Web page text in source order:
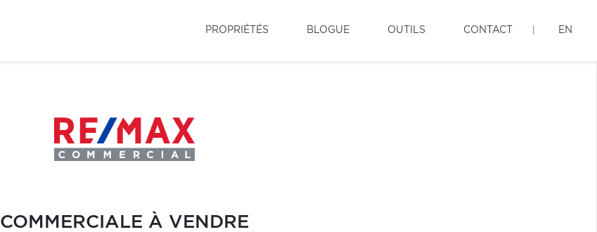
PROPRIÉTÉS BLOGUE OUTILS CONTACT EN
COMMERCIALE À VENDRE